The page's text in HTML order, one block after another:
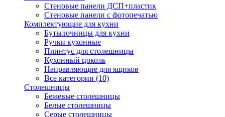
Стеновые панели ДСП+пластик
Стеновые панели с фотопечатью
Комплектующие для кухни
Бутылочницы для кухни
Ручки кухонные
Плинтус для столешницы
Кухонный цоколь
Направляющие для ящиков
Все категории (10)
Столешницы
Бежевые столешницы
Белые столешницы
Серые столешницы